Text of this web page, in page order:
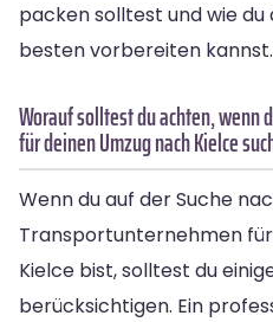
packen solltest und wie du
besten vorbereiten kannst.
Worauf solltest du achten, wenn
für deinen Umzug nach Kielce
Wenn du auf der Suche
Transportunternehmen
Kielce bist, solltest du
berücksichtigen. Ein